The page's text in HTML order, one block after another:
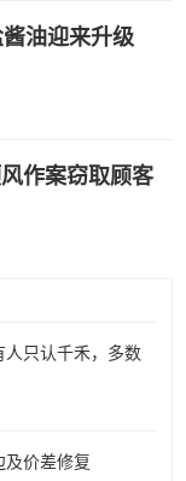
油迎来升级
作案窃取顾客
只认千禾，多数
价差修复